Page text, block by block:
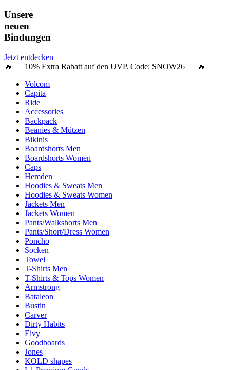
Unsere
neuen
Bindungen
Jetzt entdecken
🔥 10% Extra Rabatt auf den UVP. Code: SNOW26 🔥
Volcom
Capita
Ride
Accessories
Backpack
Beanies & Mützen
Bikinis
Boardshorts Men
Boardshorts Women
Caps
Hemden
Hoodies & Sweats Men
Hoodies & Sweats Women
Jackets Men
Jackets Women
Pants/Walkshorts Men
Pants/Short/Dress Women
Poncho
Socken
Towel
T-Shirts Men
T-Shirts & Tops Women
Armstrong
Bataleon
Bustin
Carver
Dirty Habits
Eivy
Goodboards
Jones
KOLD shapes